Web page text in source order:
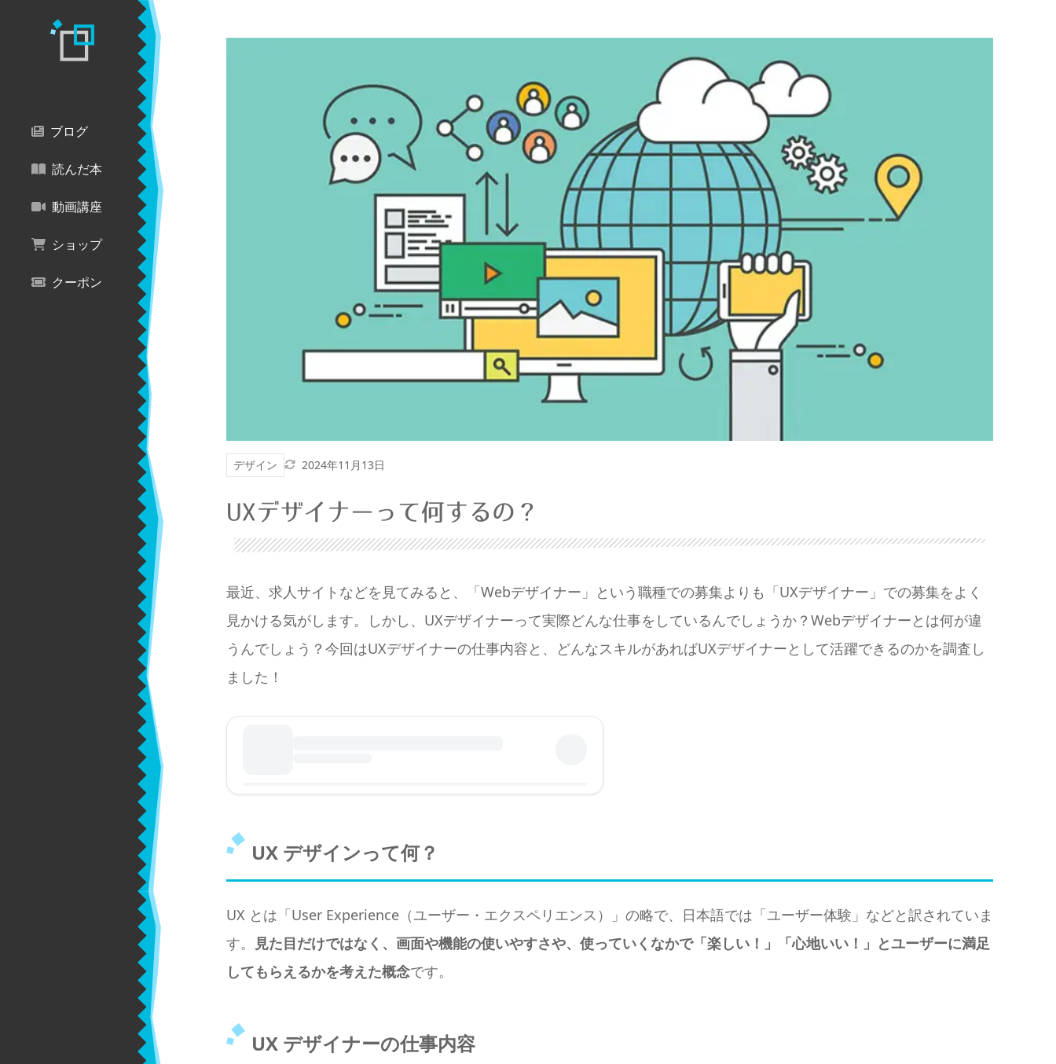
ブログ
読んだ本
動画講座
ショップ
クーポン
デザイン 更新日
2024年11月13日
UXデザイナーって何するの？
最近、求人サイトなどを見てみると、「Webデザイナー」という職種での募集よりも「UXデザイナー」での募集をよく
見かける気がします。しかし、UXデザイナーって実際どんな仕事をしているんでしょうか？Webデザイナーとは何が違
うんでしょう？今回はUXデザイナーの仕事内容と、どんなスキルがあればUXデザイナーとして活躍できるのかを調査し
ました！
UX デザインって何？
UX とは「User Experience（ユーザー・エクスペリエンス）」の略で、日本語では「ユーザー体験」などと訳されていま
す。
見た目だけではなく、画面や機能の使いやすさや、使っていくなかで「楽しい！」「心地いい！」とユーザーに満足
してもらえるかを考えた概念です。
UX デザイナーの仕事内容